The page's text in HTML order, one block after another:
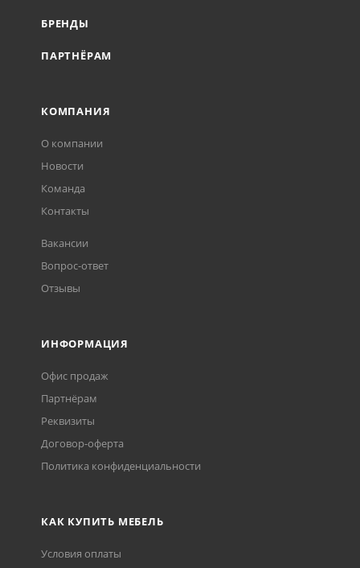
БРЕНДЫ
ПАРТНЁРАМ
КОМПАНИЯ
О компании
Новости
Команда
Контакты
Вакансии
Вопрос-ответ
Отзывы
ИНФОРМАЦИЯ
Офис продаж
Партнёрам
Реквизиты
Договор-оферта
Политика конфиденциальности
КАК КУПИТЬ МЕБЕЛЬ
Условия оплаты